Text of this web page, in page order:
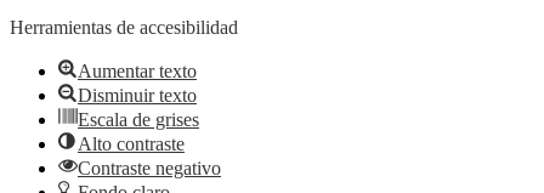
Herramientas de accesibilidad
Aumentar texto
Disminuir texto
Escala de grises
Alto contraste
Contraste negativo